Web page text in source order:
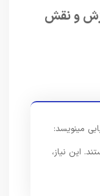
و نقش
مینویسد:
این نیاز،